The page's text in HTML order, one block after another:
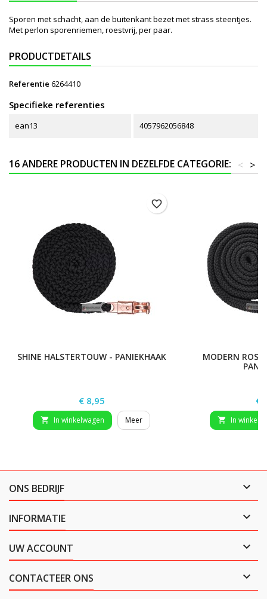
Sporen met schacht, aan de buitenkant bezet met strass steentjes.
Met perlon sporenriemen, roestvrij, per paar.
PRODUCTDETAILS
Referentie 6264410
Specifieke referenties
ean13 4057962056848
16 ANDERE PRODUCTEN IN DEZELFDE CATEGORIE: >
<
SHINE HALSTERTOUW - PANIEKHAAK
Prijs
€ 8,95
 In winkelwagen Meer
favorite_border
MODERN
€
 In
ONS BEDRIJF 
INFORMATIE 
UW ACCOUNT 
CONTACTEER ONS 